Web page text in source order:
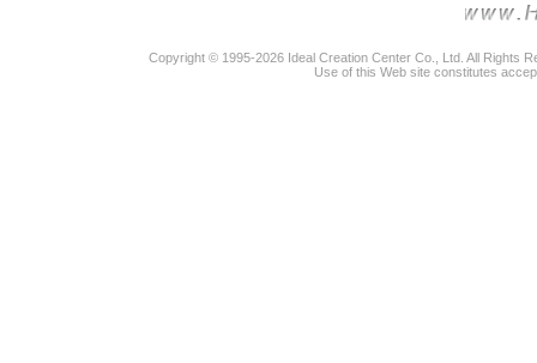
Copyright © 1995-2026 Ideal Creation Center Co., Ltd. All Rights
Use of this Web site constitutes